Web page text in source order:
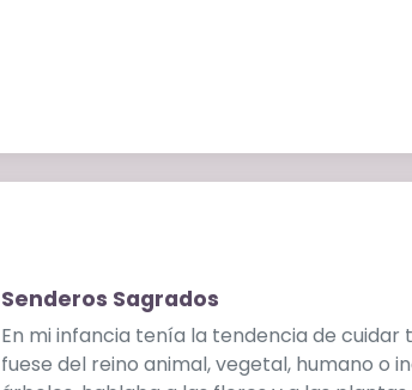
Senderos Sagrados
En mi infancia tenía la tendencia de cuidar
fuese del reino animal, vegetal, humano o